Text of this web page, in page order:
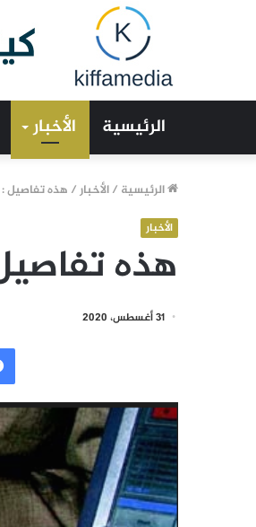
الرئيسية الأخبار
الرئيسية /الأخبار/ هذه تفاصيل :
الأخبار
هذه
31 أغسطس، 2020